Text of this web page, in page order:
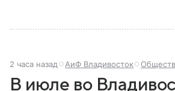
2 часа назад АиФ Владивосток
В июле во